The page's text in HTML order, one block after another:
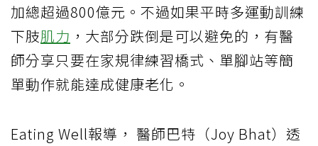
加總超過800億元。不過如果平時多運動訓練
下肢肌力 ，大部分跌倒是可以避免的，有醫
師分享只要在家規律練習橋式、單腳站等簡
單動作就能達成健康老化。
Eating Well報導， 醫師巴特（Joy Bhat）透